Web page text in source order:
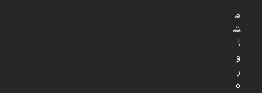
م
ش
ا
و
ر
ه